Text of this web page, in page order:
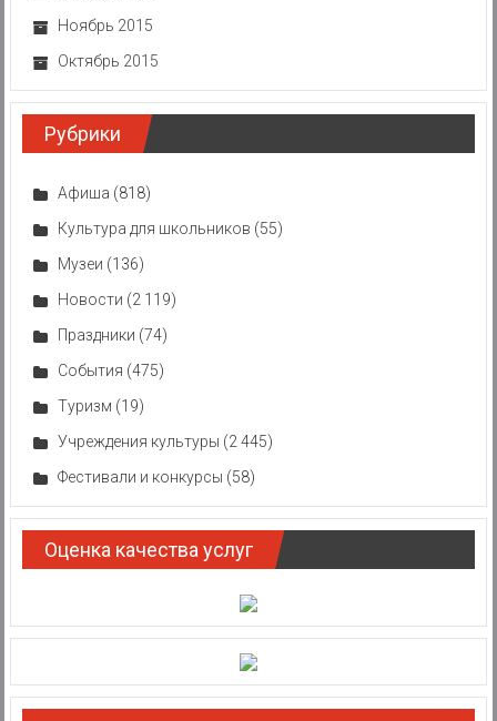
Ноябрь 2015
Октябрь 2015
Рубрики
Афиша (818)
Культура для школьников (55)
Музеи (136)
Новости (2 119)
Праздники (74)
События (475)
Туризм (19)
Учреждения культуры (2 445)
Фестивали и конкурсы (58)
Оценка качества услуг